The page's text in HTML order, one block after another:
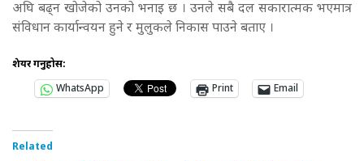
अघि बढ्न खोजेको उनको भनाइ छ । उनले सबै दल सकारात्मक भएमात्र
संविधान कार्यान्वयन हुने र मुलुकले निकास पाउने बताए ।
शेयर गर्नुहोस:
WhatsApp
Print Email
Related